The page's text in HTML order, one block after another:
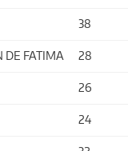
38
DE FATIMA 28
26
24